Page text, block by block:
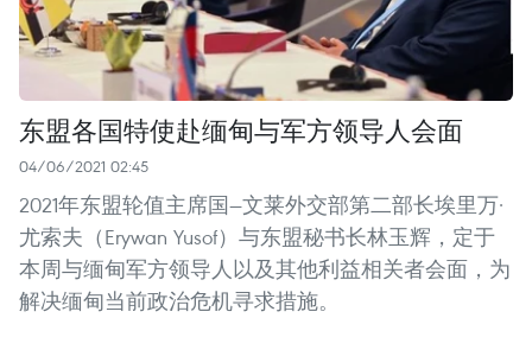
东盟各国特使赴缅甸与军方领导人会面
04/06/2021 02:45
2021年东盟轮值主席国—文莱外交部第二部长埃里万·
尤索夫（Erywan Yusof）与东盟秘书长林玉辉，定于
本周与缅甸军方领导人以及其他利益相关者会面，为
解决缅甸当前政治危机寻求措施。